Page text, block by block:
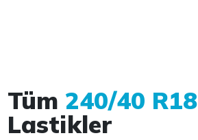
Tüm 240/40 R18
Lastikler